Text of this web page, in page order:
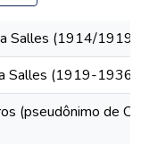
Salles (1914/1919)
Salles (1919-1936)
(pseudônimo de